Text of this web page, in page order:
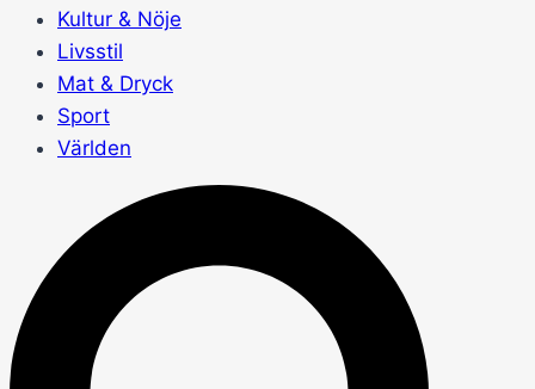
Kultur & Nöje
Livsstil
Mat & Dryck
Sport
Världen